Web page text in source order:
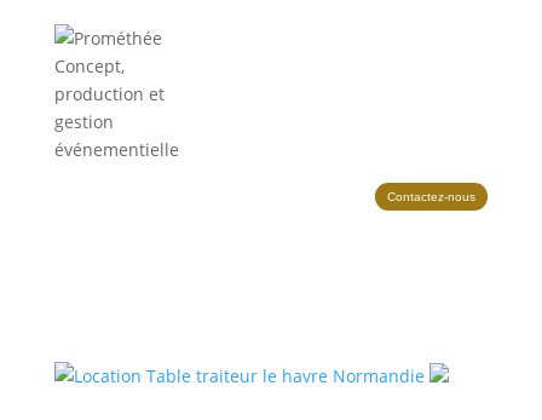
Contactez-nous